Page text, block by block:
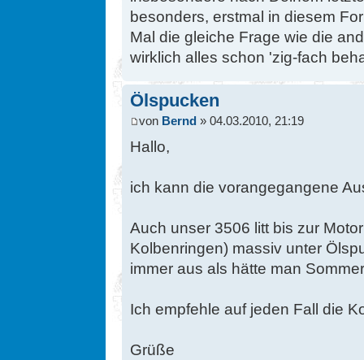
besonders, erstmal in diesem
Mal die gleiche Frage wie die
wirklich alles schon 'zig-fach
Ölspucken
von Bernd » 04.03.2010, 21:19
Hallo,
ich kann die vorangegangene
Auch unser 3506 litt bis zur
Kolbenringen) massiv unter
immer aus als hätte man
Ich empfehle auf jeden Fall die
Grüße